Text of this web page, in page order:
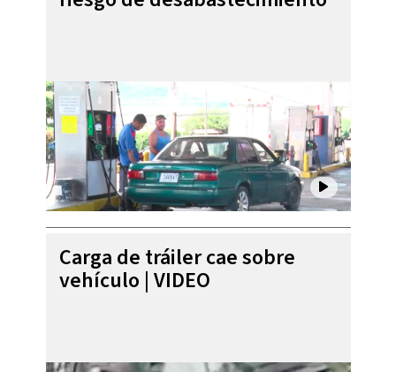
Carga de tráiler cae sobre
vehículo | VIDEO